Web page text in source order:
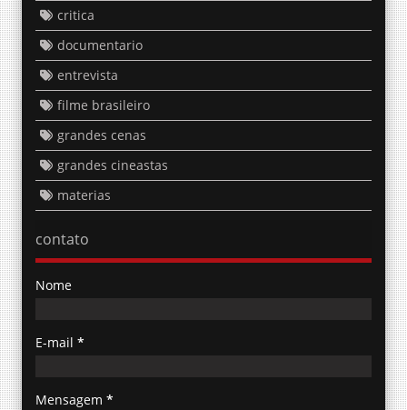
critica
documentario
entrevista
filme brasileiro
grandes cenas
grandes cineastas
materias
contato
Nome
E-mail *
Mensagem *